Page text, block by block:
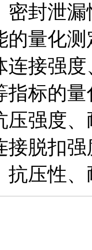
密封泄
的量化
连接强
指标的
压强度
接脱扣
抗压性